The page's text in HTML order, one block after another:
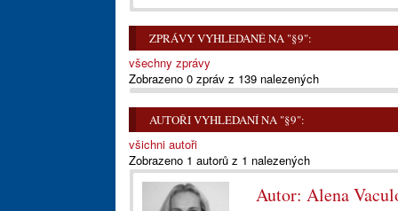
ZPRÁVY VYHLEDANÉ NA "§9":
všechny zprávy
Zobrazeno 0 zpráv z 139 nalezených
AUTOŘI VYHLEDANÍ NA "§9":
všichni autoři
Zobrazeno 1 autorů z 1 nalezených
Autor: Alena